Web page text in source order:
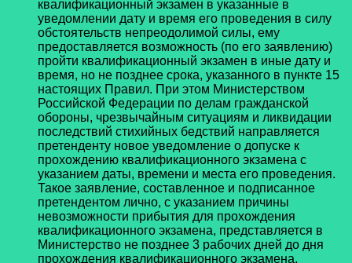
квалификационный экзамен в указанные в
уведомлении дату и время его проведения в силу
обстоятельств непреодолимой силы, ему
предоставляется возможность (по его заявлению)
пройти квалификационный экзамен в иные дату и
время, но не позднее срока, указанного в пункте 15
настоящих Правил. При этом Министерством
Российской Федерации по делам гражданской
обороны, чрезвычайным ситуациям и ликвидации
последствий стихийных бедствий направляется
претенденту новое уведомление о допуске к
прохождению квалификационного экзамена с
указанием даты, времени и места его проведения.
Такое заявление, составленное и подписанное
претендентом лично, с указанием причины
невозможности прибытия для прохождения
квалификационного экзамена, представляется в
Министерство не позднее 3 рабочих дней до дня
прохождения квалификационного экзамена,